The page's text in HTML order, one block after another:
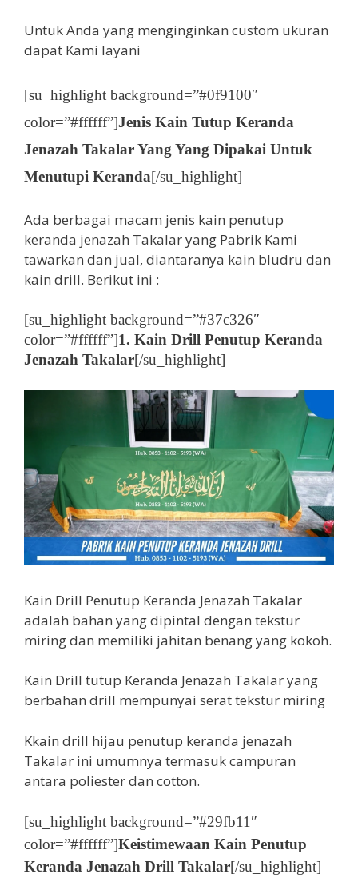
Untuk Anda yang menginginkan custom ukuran
dapat Kami layani
[su_highlight background=”#0f9100″
color=”#ffffff”]Jenis Kain Tutup Keranda
Jenazah Takalar Yang Yang Dipakai Untuk
Menutupi Keranda[/su_highlight]
Ada berbagai macam jenis kain penutup
keranda jenazah Takalar yang Pabrik Kami
tawarkan dan jual, diantaranya kain bludru dan
kain drill. Berikut ini :
[su_highlight background=”#37c326″
color=”#ffffff”]1. Kain Drill Penutup Keranda
Jenazah Takalar[/su_highlight]
Kain Drill Penutup Keranda Jenazah Takalar
adalah bahan yang dipintal dengan tekstur
miring dan memiliki jahitan benang yang kokoh.
Kain Drill tutup Keranda Jenazah Takalar yang
berbahan drill mempunyai serat tekstur miring
Kkain drill hijau penutup keranda jenazah
Takalar ini umumnya termasuk campuran
antara poliester dan cotton.
[su_highlight background=”#29fb11″
color=”#ffffff”]Keistimewaan Kain Penutup
Keranda Jenazah Drill Takalar[/su_highlight]